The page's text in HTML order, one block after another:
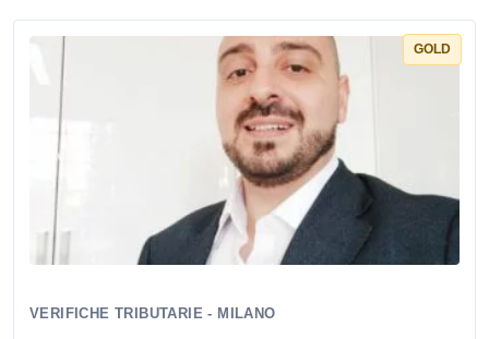
GOLD
VERIFICHE TRIBUTARIE - MILANO